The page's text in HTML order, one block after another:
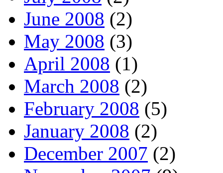
June 2008 (2)
May 2008 (3)
April 2008 (1)
March 2008 (2)
February 2008 (5)
January 2008 (2)
December 2007 (2)